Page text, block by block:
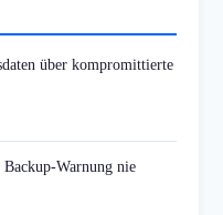
über kompromittierte
Warnung nie